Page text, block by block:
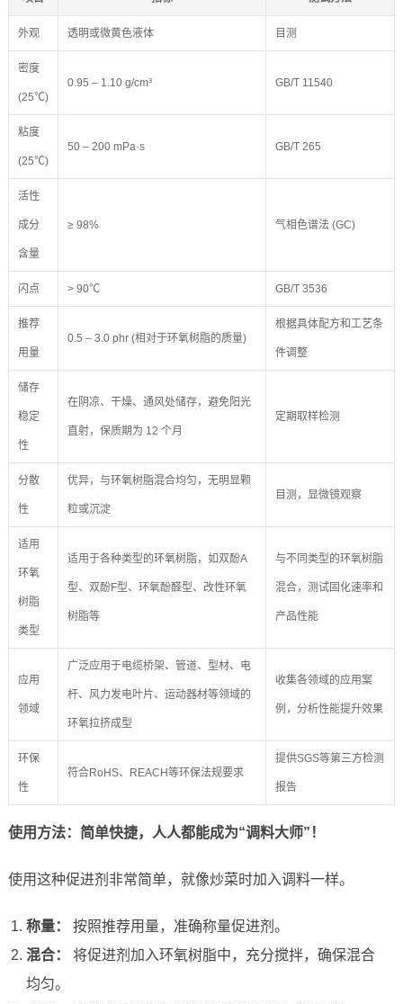
外观 透明或微黄色液体 目测
密度
(25℃)
0.95 – 1.10 g/cm³ GB/T 11540
粘度
(25℃)
50 – 200 mPa·s GB/T 265
活性
成分
含量
≥ 98% 气相色谱法 (GC)
闪点 > 90℃ GB/T 3536
推荐
用量
0.5 – 3.0 phr (相对于环氧树脂的质量)
根据具体配方和工艺条
件调整
储存
稳定
性
在阴凉、干燥、通风处储存，避免阳光
直射，保质期为 12 个月
定期取样检测
分散
性
优异，与环氧树脂混合均匀，无明显颗
粒或沉淀
目测，显微镜观察
适用
环氧
树脂
类型
适用于各种类型的环氧树脂，如双酚A
型、双酚F型、环氧酚醛型、改性环氧
树脂等
与不同类型的环氧树脂
混合，测试固化速率和
产品性能
应用
领域
广泛应用于电缆桥架、管道、型材、电
杆、风力发电叶片、运动器材等领域的
环氧拉挤成型
收集各领域的应用案
例，分析性能提升效果
环保
性
符合RoHS、REACH等环保法规要求
提供SGS等第三方检测
报告
使用方法：简单快捷，人人都能成为“调料大师”！
使用这种促进剂非常简单，就像炒菜时加入调料一样。
称量：
按照推荐用量，准确称量促进剂。
混合：
将促进剂加入环氧树脂中，充分搅拌，确保混合
均匀。